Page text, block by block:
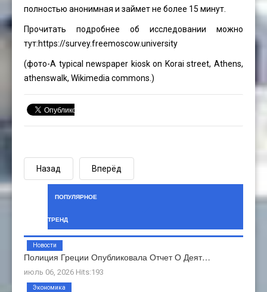
полностью анонимная и займет не более 15 минут.
Прочитать подробнее об исследовании можно
тут:https://survey.freemoscow.university
(фото-A typical newspaper kiosk on Korai street, Athens,
athenswalk, Wikimedia commons.)
Назад Вперёд
ПОПУЛЯРНОЕ
ТРЕНД
Полиция Греции Опубликовала Отчет О Деят…
июль 06, 2026 Hits:193
Новости
Экономика